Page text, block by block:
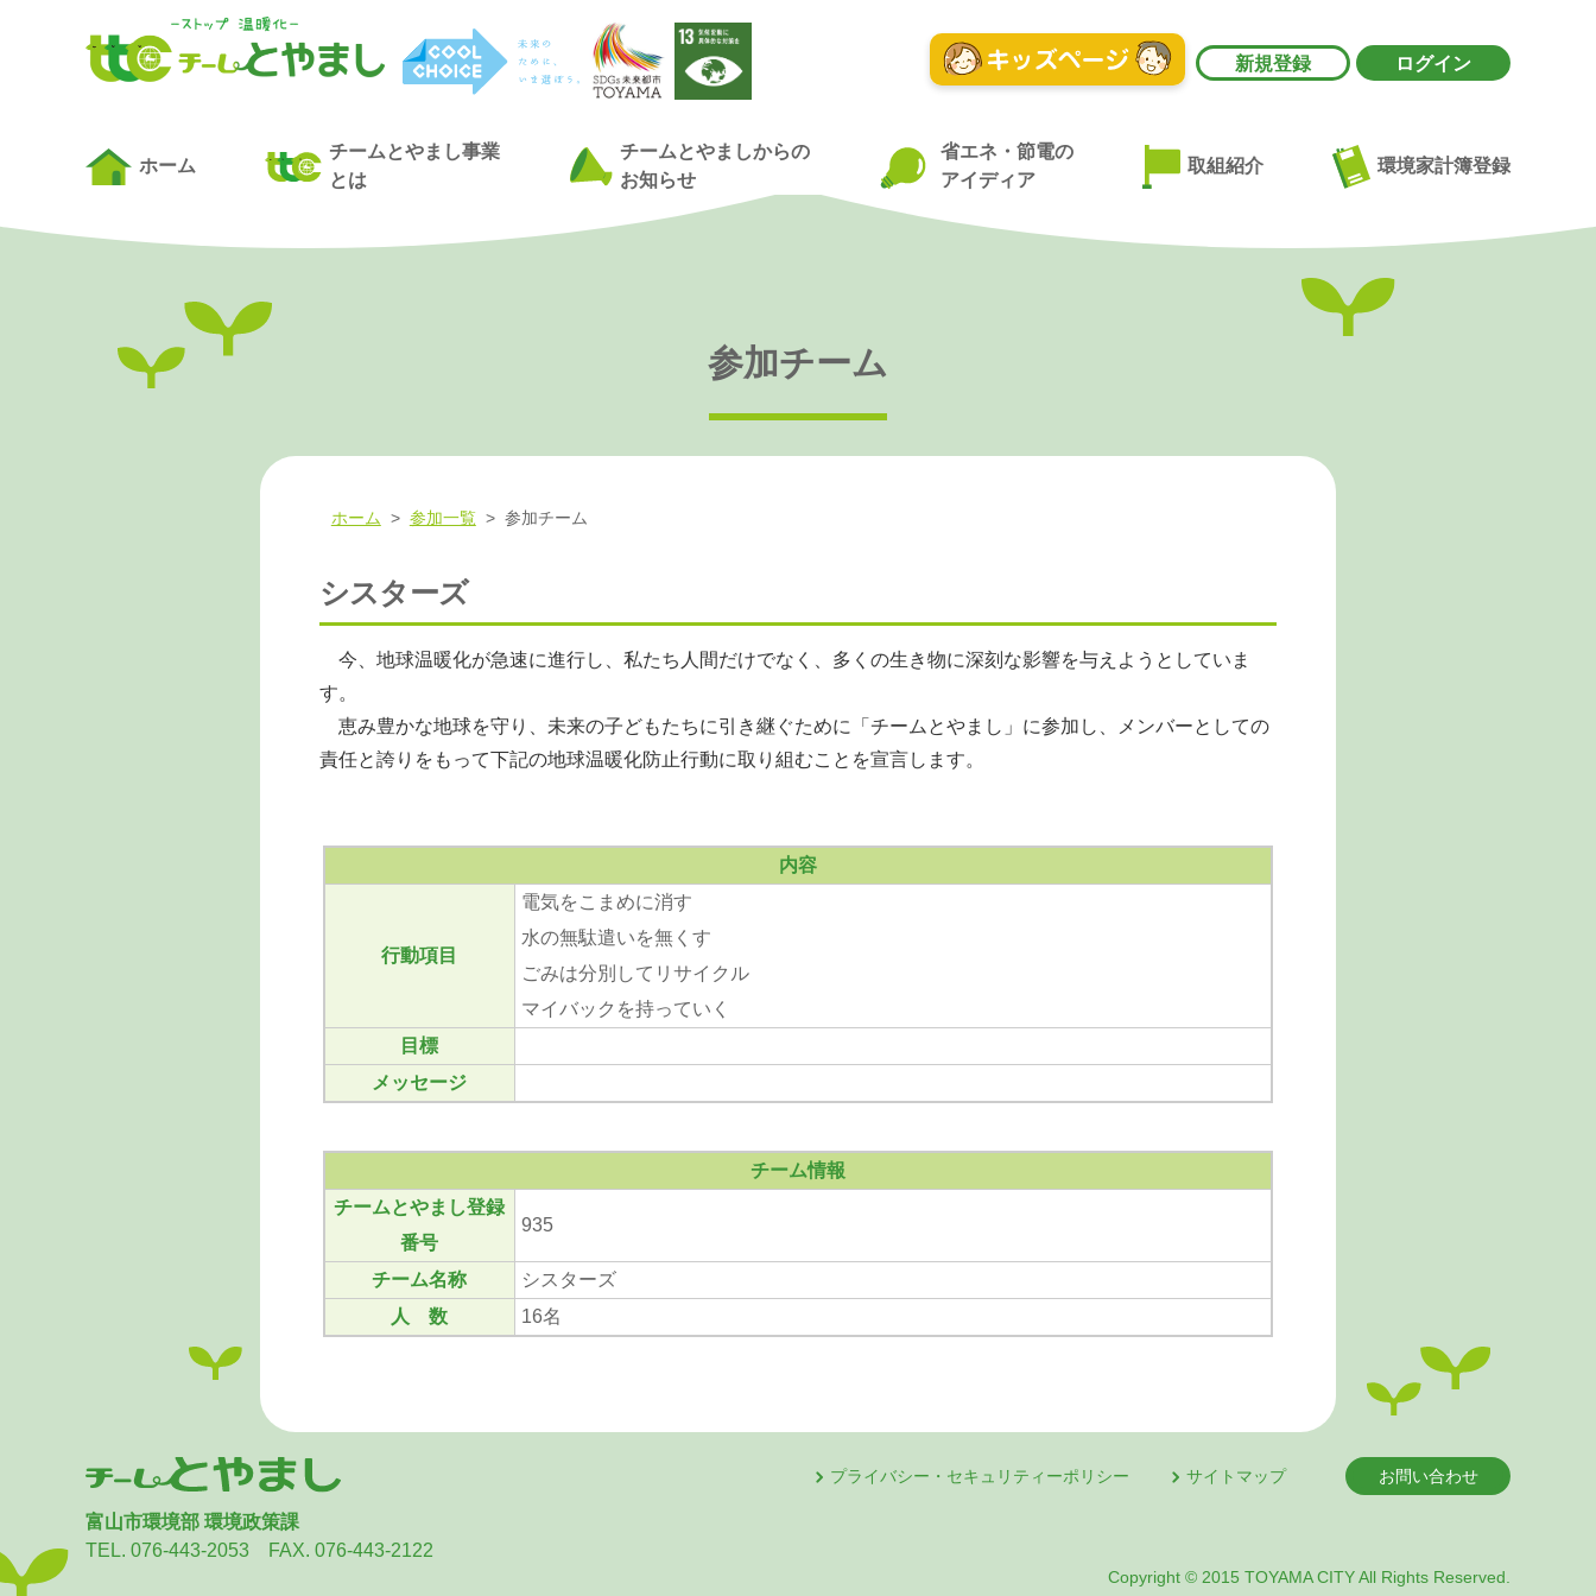
新規登録 ログイン
ホーム
チームとやまし事業
とは
チームとやましからの
お知らせ
省エネ・節電の
アイディア
取組紹介 環境家計簿登録
参加チーム
ホーム > 参加一覧> 参加チーム
シスターズ
今、地球温暖化が急速に進行し、私たち人間だけでなく、多くの生き物に深刻な影響を与えようとしていま
す。
恵み豊かな地球を守り、未来の子どもたちに引き継ぐために「チームとやまし」に参加し、メンバーとしての
責任と誇りをもって下記の地球温暖化防止行動に取り組むことを宣言します。
内容
行動項目
電気をこまめに消す
水の無駄遣いを無くす
ごみは分別してリサイクル
マイバックを持っていく
目標
メッセージ
チーム情報
チームとやまし登録
番号
935
チーム名称
シスターズ
人 数
16名
富山市環境部 環境政策課
TEL. 076-443-2053 FAX. 076-443-2122
プライバシー・セキュリティーポリシー サイトマップ お問い合わせ
Copyright © 2015 TOYAMA CITY All Rights Reserved.